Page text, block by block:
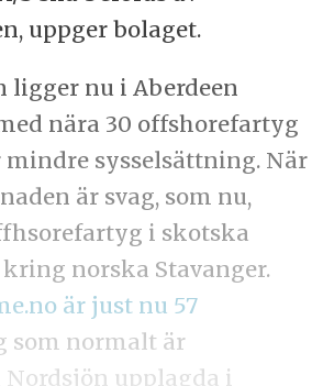
uppger bolaget.
ligger nu i Aberdeen
nära 30 offshorefartyg
mindre sysselsättning. När
är svag, som nu,
i skotska
norska Stavanger.
är just nu 57
som normalt är
Nordsjön upplagda i